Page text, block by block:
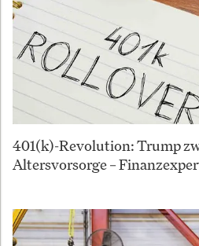
401(k)-Revolution: Trump
Altersvorsorge –